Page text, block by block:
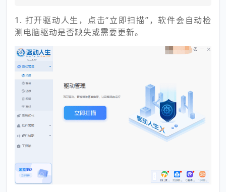
1. 打开驱动人生，点击“立即扫描”，软件会自动检
测电脑驱动是否缺失或需要更新。